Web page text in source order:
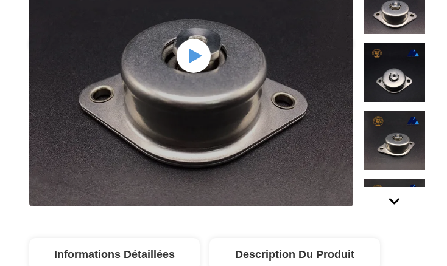
Informations Détaillées Description Du Produit